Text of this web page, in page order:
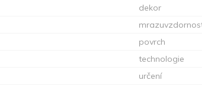
dekor
povrch
technologie
určení